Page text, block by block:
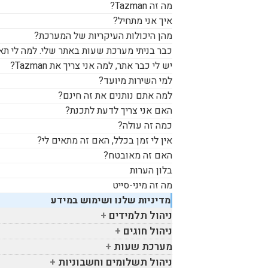
מה זהTazman
?
איך אני מתחיל?
מהן היכולות העיקריות של המערכת?
כבר בניתי מערכת שעות באתר שלי. למה לי
יש לי כבר אתר, למה אני צריך אתTazman
?
למי השירות מיועד?
למה אתם נותנים את זה חינם?
האם אני צריך לדעת לתכנת?
כמה זה עולה?
אין לי זמן בכלל, האם זה מתאים לי?
האם זה מאובטח?
בלון הערות
מה זה מיני-סייט
מדיניות שלנו ושימוש במידע
ניהול תלמידים
ניהול חוגים
מערכת שעות
ניהול תשלומים וחשבוניות